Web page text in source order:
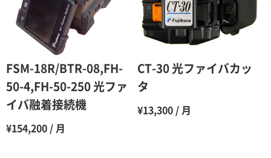
FSM-18R/BTR-08,FH-
50-4,FH-50-250 光ファ
イバ融着接続機
¥154,200 / 月
CT-30 光ファイバカッ
タ
¥13,300 / 月